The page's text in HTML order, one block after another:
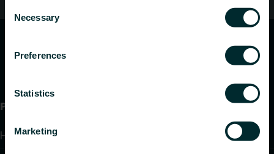
Selection
Necessary
Preferences
Statistics
Marketing
Produkte
Heizkörper